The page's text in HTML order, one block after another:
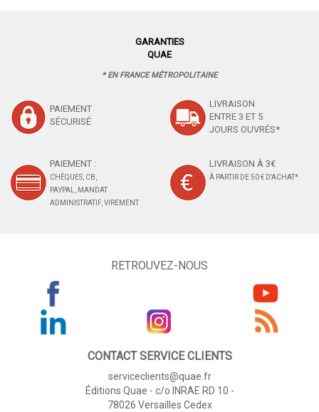
GARANTIES
QUAE
* EN FRANCE MÉTROPOLITAINE
PAIEMENT
SÉCURISÉ
LIVRAISON
ENTRE 3 ET 5
JOURS OUVRÉS*
PAIEMENT :
CHÈQUES, CB,
PAYPAL, MANDAT
ADMINISTRATIF, VIREMENT
LIVRAISON À 3€
À PARTIR DE 50 € D'ACHAT*
RETROUVEZ-NOUS
CONTACT SERVICE CLIENTS
serviceclients@quae.fr
Éditions Quae - c/o INRAE RD 10 -
78026 Versailles Cedex